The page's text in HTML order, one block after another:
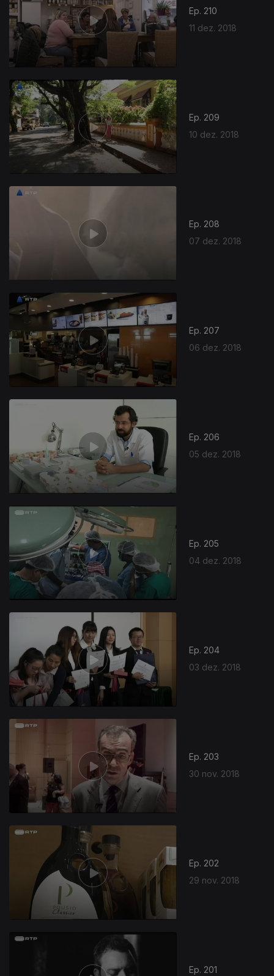
Ep. 210
11 dez. 2018
Ep. 209
10 dez. 2018
Ep. 208
07 dez. 2018
Ep. 207
06 dez. 2018
Ep. 206
05 dez. 2018
Ep. 205
04 dez. 2018
Ep. 204
03 dez. 2018
Ep. 203
30 nov. 2018
Ep. 202
29 nov. 2018
Ep. 201
376804